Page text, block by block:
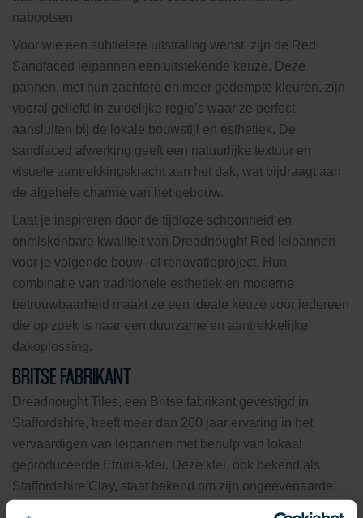
nabootsen.
Voor wie een subtielere uitstraling wenst, zijn de Red
Sandfaced leipannen een uitstekende keuze. Deze
pannen, met hun zachtere en meer gedempte kleuren, zijn
vooral geliefd in zuidelijke regio’s waar ze perfect
aansluiten bij de lokale bouwstijl en esthetiek. De
sandfaced afwerking geeft een natuurlijke textuur en
visuele aantrekkingskracht aan het dak, wat bijdraagt aan
de algehele charme van het gebouw.
Laat je inspireren door de tijdloze schoonheid en
onmiskenbare kwaliteit van Dreadnought Red leipannen
voor je volgende bouw- of renovatieproject. Hun
combinatie van traditionele esthetiek en moderne
betrouwbaarheid maakt ze een ideale keuze voor iedereen
die op zoek is naar een duurzame en aantrekkelijke
dakoplossing.
BRITSE FABRIKANT
Dreadnought Tiles, een Britse fabrikant gevestigd in
Staffordshire, heeft meer dan 200 jaar ervaring in het
vervaardigen van leipannen met behulp van lokaal
geproduceerde Etruria-klei. Deze klei, ook bekend als
Staffordshire Clay, staat bekend om zijn ongeëvenaarde